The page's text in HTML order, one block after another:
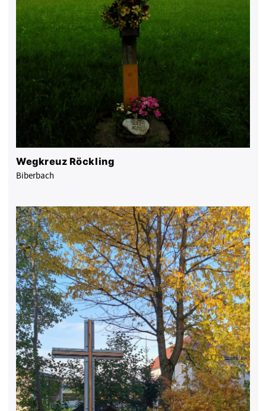
Wegkreuz Röckling
Biberbach